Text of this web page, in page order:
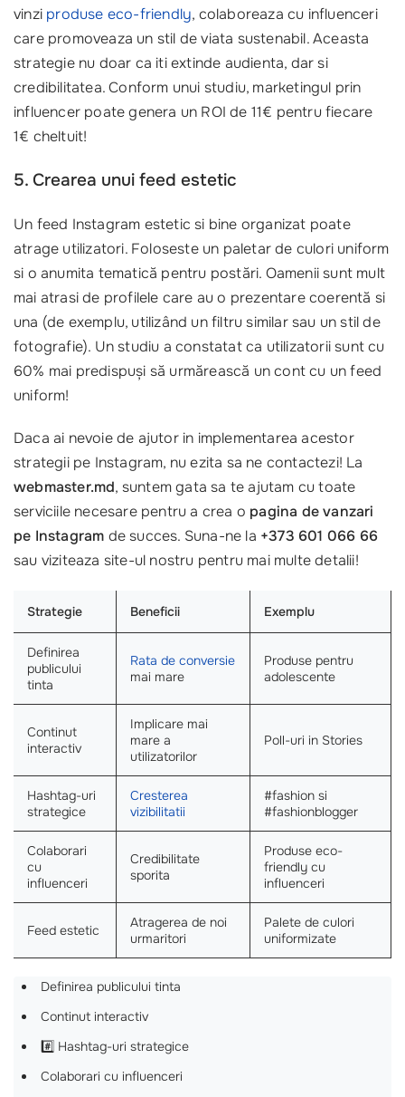
vinzi produse eco-friendly, colaboreaza cu influenceri
care promoveaza un stil de viata sustenabil. Aceasta
strategie nu doar ca iti extinde audienta, dar si
credibilitatea. Conform unui studiu, marketingul prin
influencer poate genera un ROI de 11€ pentru fiecare
1€ cheltuit!
5. Crearea unui feed estetic
Un feed Instagram estetic si bine organizat poate
atrage utilizatori. Foloseste un paletar de culori uniform
si o anumita tematică pentru postări. Oamenii sunt mult
mai atrasi de profilele care au o prezentare coerentă si
una (de exemplu, utilizând un filtru similar sau un stil de
fotografie). Un studiu a constatat ca utilizatorii sunt cu
60% mai predispuși să urmărească un cont cu un feed
uniform!
Daca ai nevoie de ajutor in implementarea acestor
strategii pe Instagram, nu ezita sa ne contactezi! La
webmaster.md, suntem gata sa te ajutam cu toate
serviciile necesare pentru a crea o pagina de vanzari
pe Instagram de succes. Suna-ne la +373 601 066 66
sau viziteaza site-ul nostru pentru mai multe detalii!
Strategie Beneficii Exemplu
Definirea
publicului
tinta
Rata de conversie
mai mare
Produse pentru
adolescente
Continut
interactiv
Implicare mai
mare a
utilizatorilor
Poll-uri in Stories
Hashtag-uri
strategice
Cresterea
vizibilitatii
#fashion si
#fashionblogger
Colaborari
cu
influenceri
Credibilitate
sporita
Produse eco-
friendly cu
influenceri
Feed estetic
Atragerea de noi
urmaritori
Palete de culori
uniformizate
Definirea publicului tinta
Continut interactiv
#️⃣ Hashtag-uri strategice
Colaborari cu influenceri